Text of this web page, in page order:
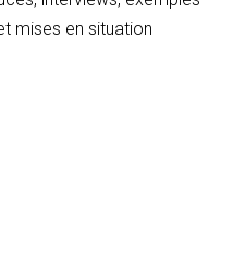
mises en situation